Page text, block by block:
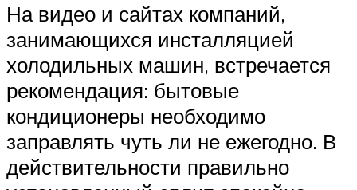
На видео и сайтах компаний,
занимающихся инсталляцией
холодильных машин, встречается
рекомендация: бытовые
кондиционеры необходимо
заправлять чуть ли не ежегодно. В
действительности правильно